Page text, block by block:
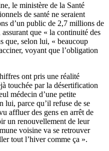
le ministère de la Santé
de santé ne seraient
d’un public de 2,7 millions de
que « la continuité des
que, selon lui, « beaucoup
voyant que l’obligation
ont pris une réalité
touchée par la désertification
médecin d’une petite
lui, parce qu’il refuse de se
affluer des gens en arrêt de
un renouvellement de leur
voisine va se retrouver
tout l’hiver comme ça ».